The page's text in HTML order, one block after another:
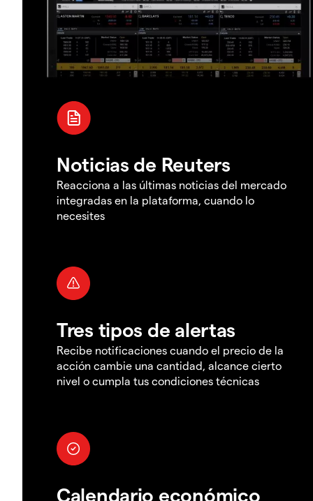
Noticias de Reuters
Reacciona a las últimas noticias del mercado
integradas en la plataforma, cuando lo
necesites
Tres tipos de alertas
Recibe notificaciones cuando el precio de la
acción cambie una cantidad, alcance cierto
nivel o cumpla tus condiciones técnicas
Calendario económico